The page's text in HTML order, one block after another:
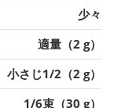
少々
適量（2 g）
小さじ1/2（2 g）
1/6束（30 g）